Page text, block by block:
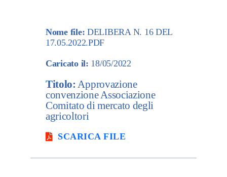
Nome file: DELIBERA N. 16 DEL
17.05.2022.PDF
Caricato il: 18/05/2022
Titolo: Approvazione
convenzione Associazione
Comitato di mercato degli
agricoltori
SCARICA FILE